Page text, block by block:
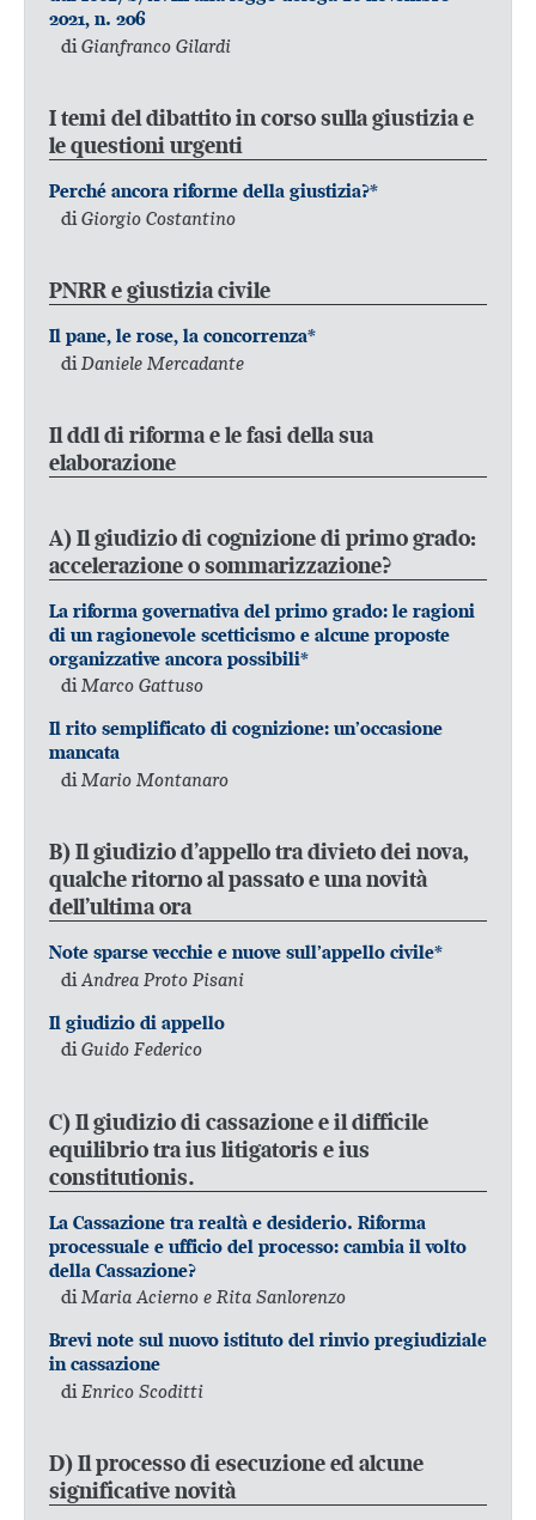
2021, n. 206
di Gianfranco Gilardi
I temi del dibattito in corso sulla giustizia e
le questioni urgenti
Perché ancora riforme della giustizia?*
di Giorgio Costantino
PNRR e giustizia civile
Il pane, le rose, la concorrenza*
di Daniele Mercadante
Il ddl di riforma e le fasi della sua
elaborazione
A) Il giudizio di cognizione di primo grado:
accelerazione o sommarizzazione?
La riforma governativa del primo grado: le ragioni
di un ragionevole scetticismo e alcune proposte
organizzative ancora possibili*
diMarco Gattuso
Il rito semplificato di cognizione: un’occasione
mancata
di Mario Montanaro
B) Il giudizio d’appello tra divieto dei nova,
qualche ritorno al passato e una novità
dell’ultima ora
Note sparse vecchie e nuove sull’appello civile*
di Andrea Proto Pisani
Il giudizio di appello
diGuido Federico
C) Il giudizio di cassazione e il difficile
equilibrio tra ius litigatoris e ius
constitutionis.
La Cassazione tra realtà e desiderio. Riforma
processuale e ufficio del processo: cambia il volto
della Cassazione?
diMaria Acierno e Rita Sanlorenzo
Brevi note sul nuovo istituto del rinvio pregiudiziale
in cassazione
di Enrico Scoditti
D) Il processo di esecuzione ed alcune
significative novità